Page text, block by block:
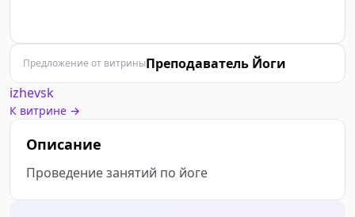
Предложение от витриныПреподаватель Йоги
izhevsk
К витрине →
Описание
Проведение занятий по йоге